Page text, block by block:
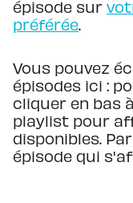
épisode sur
préférée.
Vous pouvez
épisodes ici :
cliquer en bas
playlist pour
disponibles.
épisode qui